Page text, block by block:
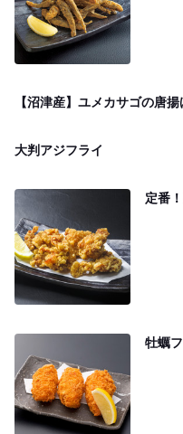
【沼津産】ユメカサゴの唐揚
大判アジフライ
定番
牡蠣